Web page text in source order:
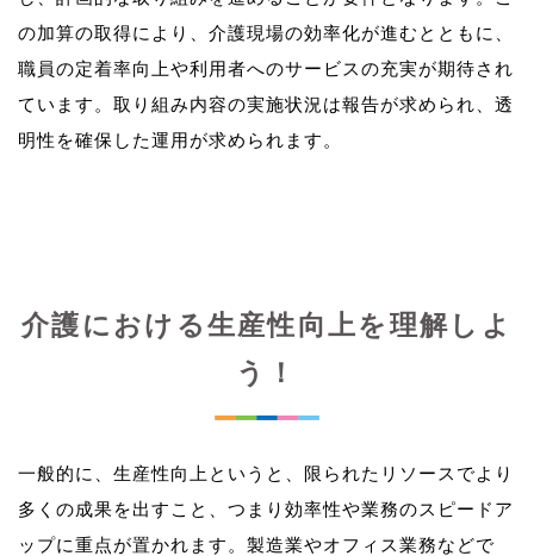
の加算の取得により、介護現場の効率化が進むとともに、
職員の定着率向上や利用者へのサービスの充実が期待され
ています。取り組み内容の実施状況は報告が求められ、透
介護における生産性向上を理解しよ
う！
一般的に、生産性向上というと、限られたリソースでより
多くの成果を出すこと、つまり効率性や業務のスピードア
ップに重点が置かれます。製造業やオフィス業務などで